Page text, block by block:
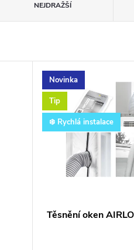
NEJDRAŽŠÍ
Novinka
Tip
❄️ Rychlá instalace
Těsnění oken